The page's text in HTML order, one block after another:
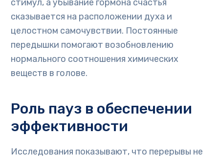
стимул, а убывание гормона счастья
сказывается на расположении духа и
целостном самочувствии. Постоянные
передышки помогают возобновлению
нормального соотношения химических
веществ в голове.
Роль пауз в обеспечении
эффективности
Исследования показывают, что перерывы не